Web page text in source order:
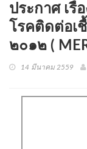
ประกาศ เรื่
โรคติดต่อเ
๒๐๑๒ (
14 มีนาคม 2559